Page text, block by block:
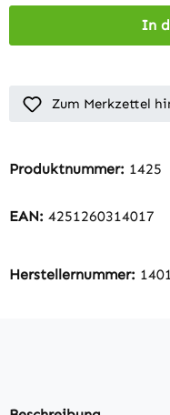
In
Zum Merkzettel
Produktnummer: 1425
EAN: 4251260314017
Herstellernummer: